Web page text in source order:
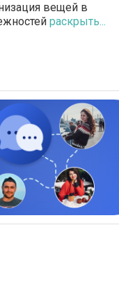
вещей в
раскрыть...